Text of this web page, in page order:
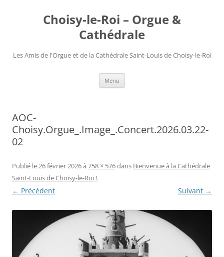
Choisy-le-Roi – Orgue &
Cathédrale
Les Amis de l'Orgue et de la Cathédrale Saint-Louis de Choisy-le-Roi
Menu
AOC-
Choisy.Orgue_.Image_.Concert.2026.03.22-
02
Publié le26 février 2026à 758 × 576dans Bienvenue à la Cathédrale
Saint-Louis de Choisy-le-Roi !.
← Précédent Suivant →